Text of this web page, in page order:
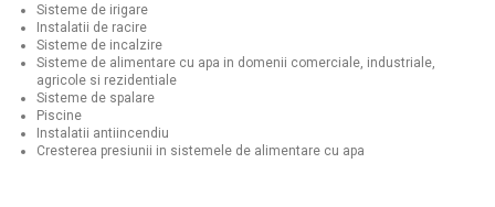
Sisteme de irigare
Instalatii de racire
Sisteme de incalzire
Sisteme de alimentare cu apa in domenii comerciale, industriale,
agricole si rezidentiale
Sisteme de spalare
Piscine
Instalatii antiincendiu
Cresterea presiunii in sistemele de alimentare cu apa